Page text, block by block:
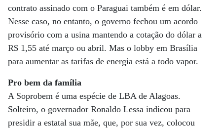
contrato assinado com o Paraguai também é em dólar.
Nesse caso, no entanto, o governo fechou um acordo
provisório com a usina mantendo a cotação do dólar a
R$ 1,55 até março ou abril. Mas o lobby em Brasília
para aumentar as tarifas de energia está a todo vapor.
Pro bem da família
A Soprobem é uma espécie de LBA de Alagoas.
Solteiro, o governador Ronaldo Lessa indicou para
presidir a estatal sua mãe, que, por sua vez, colocou